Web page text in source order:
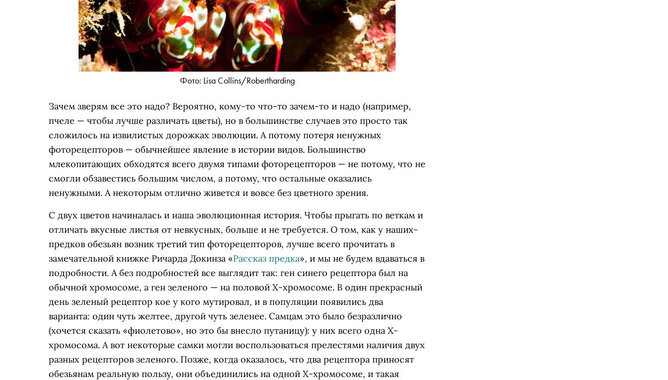
Фото: Lisa Collins/Robertharding
Зачем зверям все это надо? Вероятно, кому-то что-то зачем-то и надо (например,
пчеле — чтобы лучше различать цветы), но в большинстве случаев это просто так
сложилось на извилистых дорожках эволюции. А потому потеря ненужных
фоторецепторов — обычнейшее явление в истории видов. Большинство
млекопитающих обходятся всего двумя типами фоторецепторов — не потому, что не
смогли обзавестись большим числом, а потому, что остальные оказались
ненужными. А некоторым отлично живется и вовсе без цветного зрения.
С двух цветов начиналась и наша эволюционная история. Чтобы прыгать по веткам и
отличать вкусные листья от невкусных, больше и не требуется. О том, как у наших-
предков обезьян возник третий тип фоторецепторов, лучше всего прочитать в
замечательной книжке Ричарда Докинза «Рассказ предка», и мы не будем вдаваться в
подробности. А без подробностей все выглядит так: ген синего рецептора был на
обычной хромосоме, а ген зеленого — на половой Х-хромосоме. В один прекрасный
день зеленый рецептор кое у кого мутировал, и в популяции появились два
варианта: один чуть желтее, другой чуть зеленее. Самцам это было безразлично
(хочется сказать «фиолетово», но это бы внесло путаницу): у них всего одна Х-
хромосома. А вот некоторые самки могли воспользоваться прелестями наличия двух
разных рецепторов зеленого. Позже, когда оказалось, что два рецептора приносят
обезьянам реальную пользу, они объединились на одной Х-хромосоме, и такая